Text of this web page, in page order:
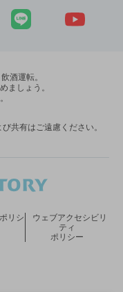
酒運転。
ましょう。
共有はご遠慮ください。
リシ
ウェブアクセシビリ
ティ
ポリシー
しいウィンドウで開く